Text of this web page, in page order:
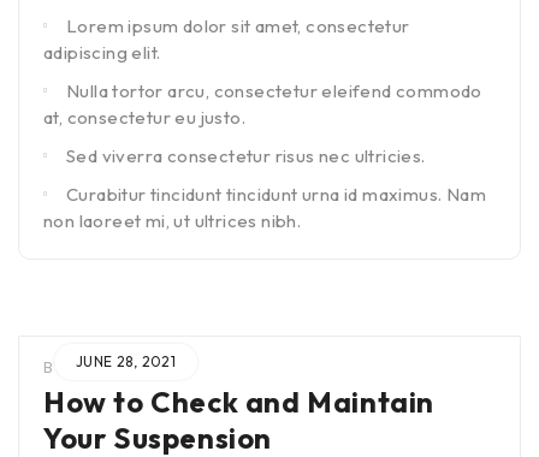
Lorem ipsum dolor sit amet, consectetur
adipiscing elit.
Nulla tortor arcu, consectetur eleifend commodo
at, consectetur eu justo.
Sed viverra consectetur risus nec ultricies.
Curabitur tincidunt tincidunt urna id maximus. Nam
non laoreet mi, ut ultrices nibh.
JUNE 28, 2021
BY ADMIN IN
How to Check and Maintain
Your Suspension